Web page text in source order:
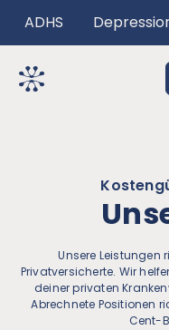
ADHS
Unsere Leistungen
Privatversicherte. Wir
deiner privaten
Abrechnete Positionen
Cent-